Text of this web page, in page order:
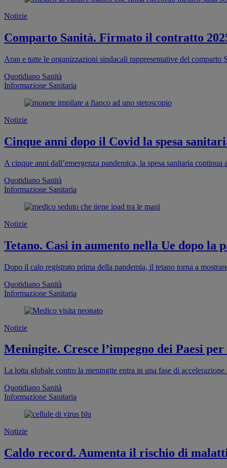
Notizie
Comparto Sanità. Firmato il contratto
Aran e tutte le organizzazioni sindacali rappresentative del
Quotidiano Sanità
Informazione Sanitaria
Notizie
Cinque anni dopo il Covid la spesa
A cinque anni dall’emergenza pandemica, la spesa sanitaria
Quotidiano Sanità
Informazione Sanitaria
Notizie
Tetano. Casi in aumento nella Ue dopo la
Dopo il calo registrato prima della pandemia, il tetano torna a
Quotidiano Sanità
Informazione Sanitaria
Notizie
Meningite. Cresce l’impegno dei Paesi
La lotta globale contro la meningite entra in una fase di
Quotidiano Sanità
Informazione Sanitaria
Notizie
Caldo record. Aumenta il rischio di